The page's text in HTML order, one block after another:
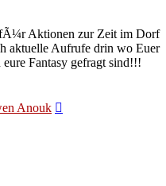
Aktionen zur Zeit im Dorf
aktuelle Aufrufe drin wo Euer
Fantasy gefragt sind!!!
Anouk